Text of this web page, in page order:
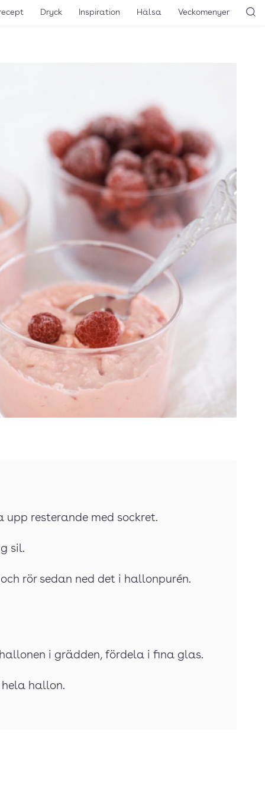
Dryck Inspiration Hälsa Veckomenyer
upp resterande med sockret.
sil.
rör sedan ned det i hallonpurén.
i grädden, fördela i fina glas.
hallon.